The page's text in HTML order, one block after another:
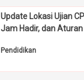
Update Lokasi Ujian
Jam Hadir, dan
Pendidikan